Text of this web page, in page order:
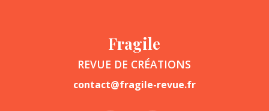
Fragile
REVUE DE CRÉATIONS
contact@fragile-revue.fr